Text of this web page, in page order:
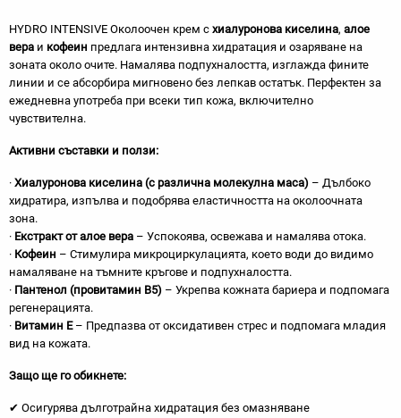
HYDRO INTENSIVE Околоочен крем с хиалуронова киселина, алое
вера и кофеин предлага интензивна хидратация и озаряване на
зоната около очите. Намалява подпухналостта, изглажда фините
линии и се абсорбира мигновено без лепкав остатък. Перфектен за
ежедневна употреба при всеки тип кожа, включително
чувствителна.
Активни съставки и ползи:
· Хиалуронова киселина (с различна молекулна маса) – Дълбоко
хидратира, изпълва и подобрява еластичността на околоочната
зона.
· Екстракт от алое вера – Успокоява, освежава и намалява отока.
· Кофеин – Стимулира микроциркулацията, което води до видимо
намаляване на тъмните кръгове и подпухналостта.
· Пантенол (провитамин B5) – Укрепва кожната бариера и подпомага
регенерацията.
· Витамин Е– Предпазва от оксидативен стрес и подпомага младия
вид на кожата.
Защо ще го обикнете:
✔ Осигурява дълготрайна хидратация без омазняване